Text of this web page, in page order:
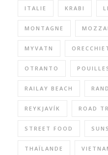
ITALIE KRABI
MONTAGNE
MYVATN
OTRANTO
RAILAY BEACH
REYKJAVÍK ROAD
STREET FOOD
THAÏLANDE